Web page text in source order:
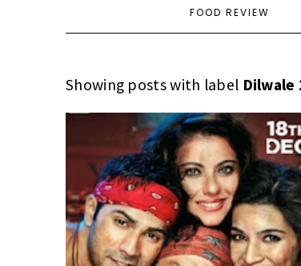
FOOD REVIEW
Showing posts with label Dilwale